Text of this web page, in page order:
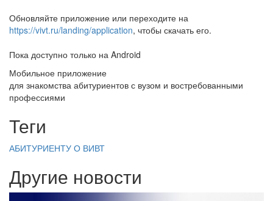
Обновляйте приложение или переходите на
https://vivt.ru/landing/application, чтобы скачать его.
Пока доступно только на Android
Мобильное приложение
для знакомства абитуриентов с вузом и востребованными
профессиями
Теги
АБИТУРИЕНТУ О ВИВТ
Другие новости